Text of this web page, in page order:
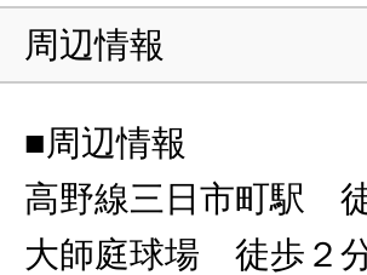
周辺情報
■周辺情報
高野線三日市町駅
大師庭球場 徒歩２